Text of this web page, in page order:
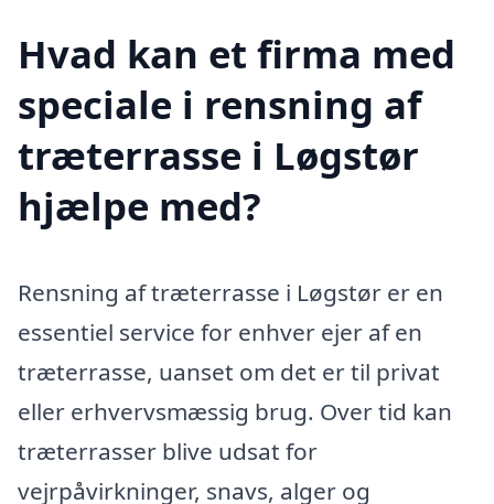
Hvad kan et firma med
speciale i rensning af
træterrasse i Løgstør
hjælpe med?
Rensning af træterrasse i Løgstør er en
essentiel service for enhver ejer af en
træterrasse, uanset om det er til privat
eller erhvervsmæssig brug. Over tid kan
træterrasser blive udsat for
vejrpåvirkninger, snavs, alger og